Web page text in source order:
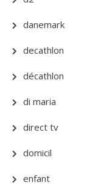
danemark
decathlon
décathlon
di maria
direct tv
domicil
enfant